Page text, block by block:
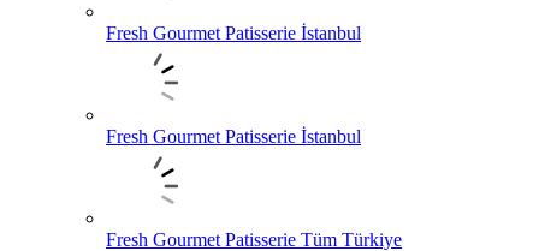
Fresh Gourmet Patisserie İstanbul
Fresh Gourmet Patisserie İstanbul
Fresh Gourmet Patisserie Tüm Türkiye